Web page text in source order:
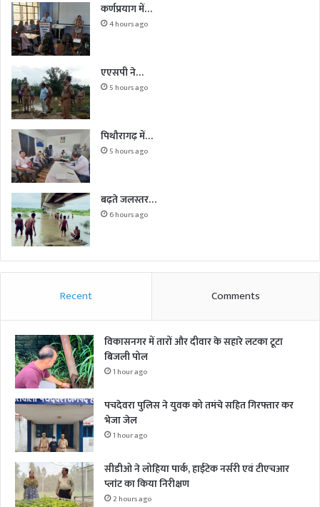
कर्णप्रयाग में…
4 hours ago
एएसपी ने…
5 hours ago
पिथौरागढ़ में…
5 hours ago
बढ़ते जलस्तर…
6 hours ago
Recent Comments
विकासनगर में तारों और दीवार के सहारे लटका टूटा
बिजली पोल
1 hour ago
पचदेवरा पुलिस ने युवक को तमंचे सहित गिरफ्तार कर
भेजा जेल
1 hour ago
सीडीओ ने लोहिया पार्क, हाईटेक नर्सरी एवं टीएचआर
प्लांट का किया निरीक्षण
2 hours ago